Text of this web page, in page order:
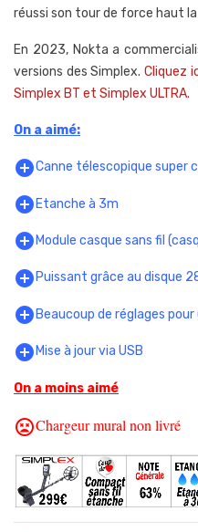
réussi son tour de force haut la
En 2023, Nokta a
versions des Simplex.Cliquez
Simplex BT et Simplex ULTRA.
On a aimé:
add_circleCanne télescopique super
add_circle Etanche à 3m
add_circle Module casque sans fil
add_circlePuissant grâce au disque
add_circle Beaucoup de réglages
add_circle Mise à jour via USB
On a moins aimé
sentiment_very_dissatisfiedChargeur mural non livré